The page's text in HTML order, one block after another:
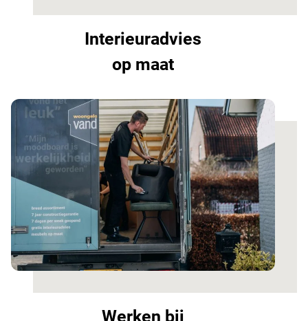
Interieuradvies
op maat
Werken bij